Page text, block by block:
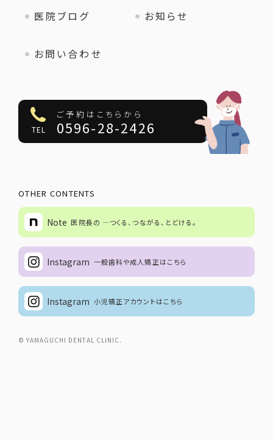
医院ブログ お知らせ
お問い合わせ
ご予約はこちらから
TEL 0596-28-2426
OTHER CONTENTS
Note 医院長の ―つくる、つながる、とどける。
Instagram 一般歯科や成人矯正はこちら
Instagram 小児矯正アカウントはこちら
© YAMAGUCHI DENTAL CLINIC.